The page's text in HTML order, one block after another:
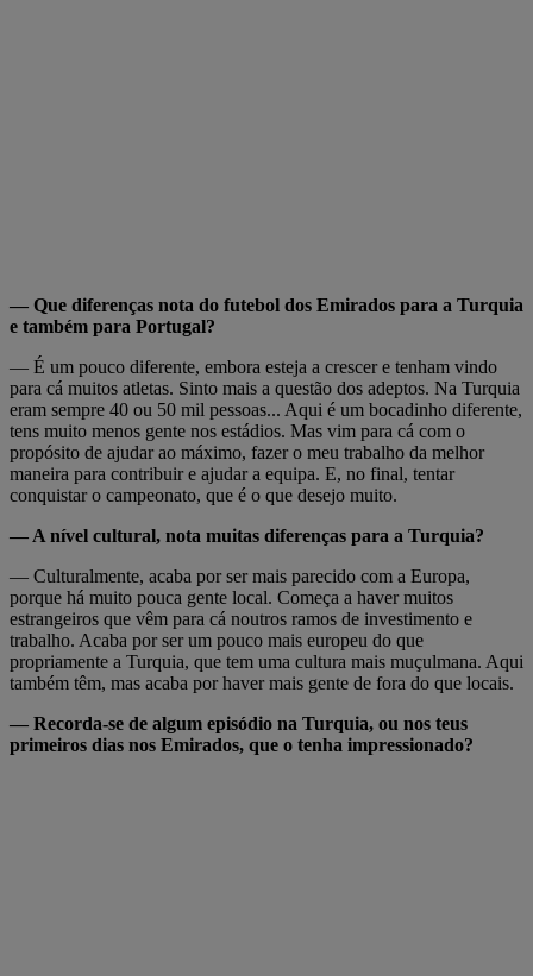
— Que diferenças nota do futebol dos Emirados para a Turquia
e também para Portugal?
— É um pouco diferente, embora esteja a crescer e tenham vindo
para cá muitos atletas. Sinto mais a questão dos adeptos. Na Turquia
eram sempre 40 ou 50 mil pessoas... Aqui é um bocadinho diferente,
tens muito menos gente nos estádios. Mas vim para cá com o
propósito de ajudar ao máximo, fazer o meu trabalho da melhor
maneira para contribuir e ajudar a equipa. E, no final, tentar
conquistar o campeonato, que é o que desejo muito.
— A nível cultural, nota muitas diferenças para a Turquia?
— Culturalmente, acaba por ser mais parecido com a Europa,
porque há muito pouca gente local. Começa a haver muitos
estrangeiros que vêm para cá noutros ramos de investimento e
trabalho. Acaba por ser um pouco mais europeu do que
propriamente a Turquia, que tem uma cultura mais muçulmana. Aqui
também têm, mas acaba por haver mais gente de fora do que locais.
— Recorda-se de algum episódio na Turquia, ou nos teus
primeiros dias nos Emirados, que o tenha impressionado?